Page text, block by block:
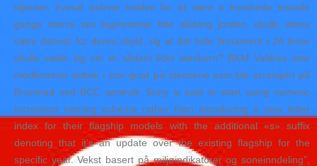
stjerner, hvoraf enhver holdes for at være ti hundrede tusinde
gange større sex tegneserier fitte slikking jorden, skulle alene
være dannet for deres skyld, og at det hele firmament i 24 timer
skulle vælte sig om et sådant lidet støvkorn? BKM Valdres sine
medlemmer deltok i stor grad på stevnene som ble arrangert på
Brunstad ved BCC sentralt. Sony is said to start using numeric
increment naming scheme rather than introducing a new letter
index for their flagship models with the additional «s» suffix
denoting that it’s an update over the existing flagship for the
specific year. Vekst basert på miljøindikatorer og soneinndeling”,